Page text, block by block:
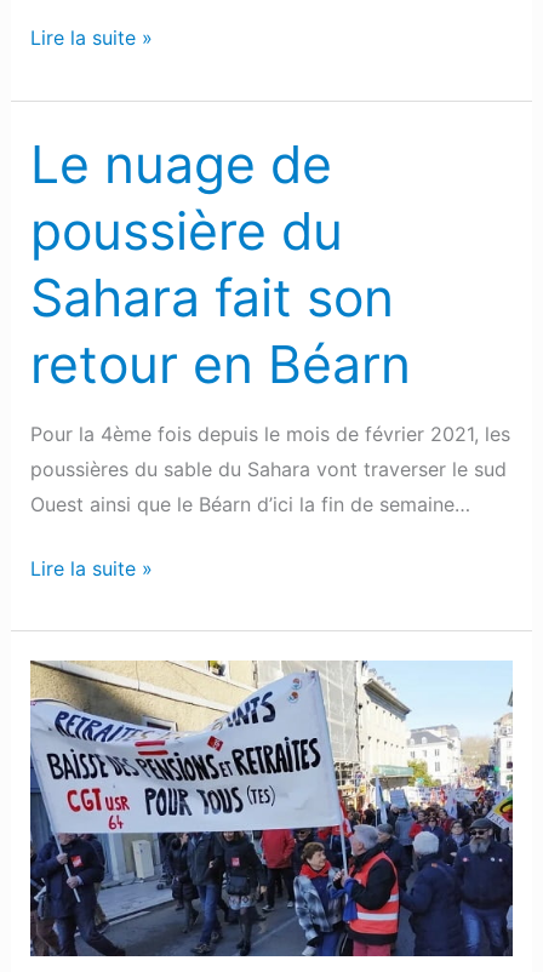
Lire la suite »
Le nuage de
poussière du
Sahara fait son
retour en Béarn
Pour la 4ème fois depuis le mois de février 2021, les
poussières du sable du Sahara vont traverser le sud
Ouest ainsi que le Béarn d’ici la fin de semaine…
Le
nuage
de
poussière
du
Sahara
fait
son
retour
en
Béarn
Lire la suite »
Pau
:
Les
retraités
étaient
dans
la
rue
ce